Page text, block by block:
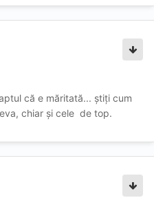
sper
de la batoanele
foame
o finalizare, fară CIM
ea. A lucrat câțiva
și piața noastră.
că e măritată... știți cum
chiar și cele de top.